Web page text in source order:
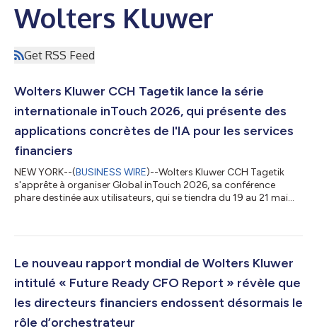
Wolters Kluwer
Get RSS Feed
Wolters Kluwer CCH Tagetik lance la série
internationale inTouch 2026, qui présente des
applications concrètes de l'IA pour les services
financiers
NEW YORK--(BUSINESS WIRE)--Wolters Kluwer CCH Tagetik
s'apprête à organiser Global inTouch 2026, sa conférence
phare destinée aux utilisateurs, qui se tiendra du 19 au 21 mai
comment CCH Tagetik, grâce à Expert AI, révolutionne le
capacités basées sur l’IA directement dans les processus les
plus importants pour le burea...
Le nouveau rapport mondial de Wolters Kluwer
intitulé « Future Ready CFO Report » révèle que
les directeurs financiers endossent désormais le
rôle d’orchestrateur